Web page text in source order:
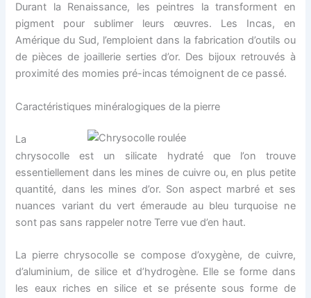
Durant la Renaissance, les peintres la transforment en
pigment pour sublimer leurs œuvres. Les Incas, en
Amérique du Sud, l’emploient dans la fabrication d’outils ou
de pièces de joaillerie serties d’or. Des bijoux retrouvés à
proximité des momies pré-incas témoignent de ce passé.
Caractéristiques minéralogiques de la pierre
La
chrysocolle est un silicate hydraté que l’on trouve
essentiellement dans les mines de cuivre ou, en plus petite
quantité, dans les mines d’or. Son aspect marbré et ses
nuances variant du vert émeraude au bleu turquoise ne
sont pas sans rappeler notre Terre vue d’en haut.
La pierre chrysocolle se compose d’oxygène, de cuivre,
d’aluminium, de silice et d’hydrogène. Elle se forme dans
les eaux riches en silice et se présente sous forme de